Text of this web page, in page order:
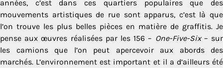
années, c’est dans ces quartiers populaires que des
mouvements artistiques de rue sont apparus, c’est là que
l’on trouve les plus belles pièces en matière de graffitis. Je
pense aux œuvres réalisées par les 156 – One-Five-Six– sur
les camions que l’on peut apercevoir aux abords des
marchés. L’environnement est important et il a d’ailleurs été